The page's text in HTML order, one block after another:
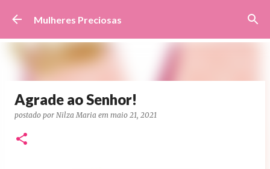
Pular para o conteúdo principal
Mulheres Preciosas
Agrade ao Senhor!
postado por Nilza Maria em maio 21, 2021